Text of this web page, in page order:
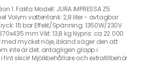
1. Fakta Modell: JURA IMPRESSA Z5
Volym vattentank: 2,8 liter - avtagbar
15 bar Effekt/Spänning: 1350W/230V
mm Vikt: 13,8 kg Nypris: ca 22 000
mycket nöje, ibland säger den att
inte är det. antagligen glapp i
skick! Mjölkbehållare och extratillbehör